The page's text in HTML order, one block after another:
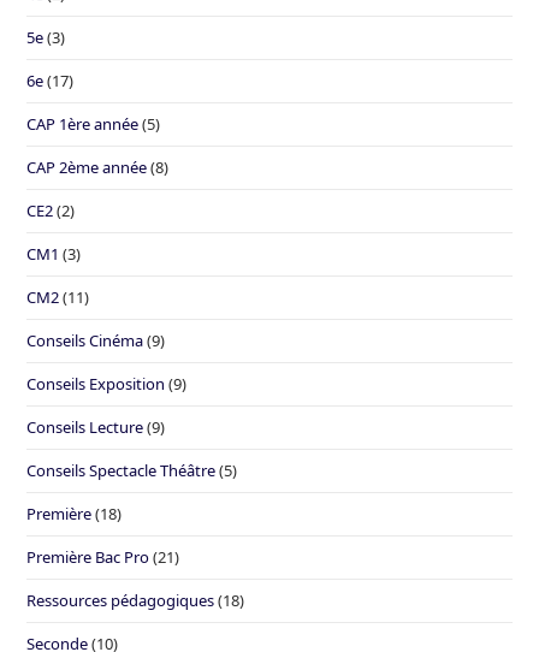
5e(3)
6e(17)
CAP 1ère année(5)
CAP 2ème année(8)
CE2(2)
CM1 (3)
CM2(11)
Conseils Cinéma(9)
Conseils Exposition (9)
Conseils Lecture(9)
Conseils Spectacle Théâtre(5)
Première(18)
Première Bac Pro(21)
Ressources pédagogiques(18)
Seconde(10)